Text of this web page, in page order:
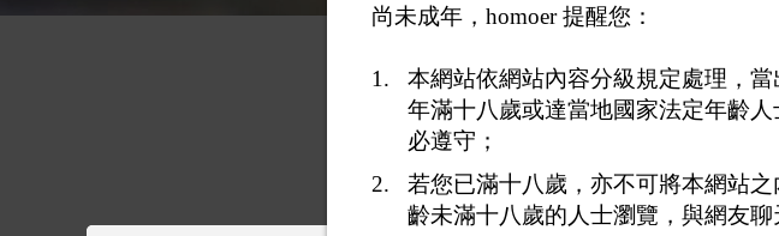
尚未成年，homoer 提醒您：
本網站依網站內容分級規定處理，
年滿十八歲或達當地國家法定年齡
必遵守；
若您已滿十八歲，亦不可將本網站
齡未滿十八歲的人士瀏覽，與網友